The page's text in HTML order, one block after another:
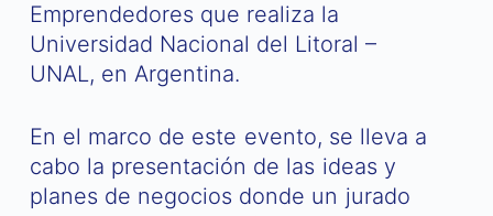
Emprendedores que realiza la
Universidad Nacional del Litoral –
UNAL, en Argentina.
En el marco de este evento, se lleva a
cabo la presentación de las ideas y
planes de negocios donde un jurado